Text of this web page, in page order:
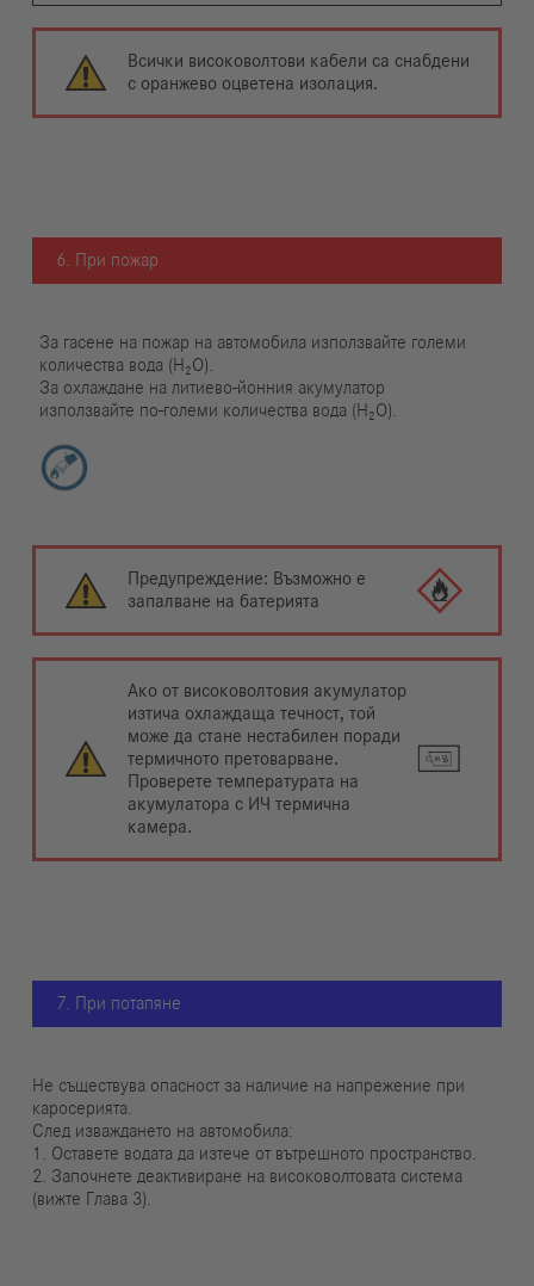
Всички високоволтови кабели са снабдени
с оранжево оцветена изолация.
6. При пожар
За гасене на пожар на автомобила използвайте големи
количества вода (H₂O).
За охлаждане на литиево-йонния акумулатор
използвайте по-големи количества вода (H₂O).
Предупреждение: Възможно е
запалване на батерията
Ако от високоволтовия акумулатор
изтича охлаждаща течност, той
може да стане нестабилен поради
термичното претоварване.
Проверете температурата на
акумулатора с ИЧ термична
камера.
7. При потапяне
Не съществува опасност за наличие на напрежение при
каросерията.
След изваждането на автомобила:
1. Оставете водата да изтече от вътрешното пространство.
2. Започнете деактивиране на високоволтовата система
(вижте Глава 3).